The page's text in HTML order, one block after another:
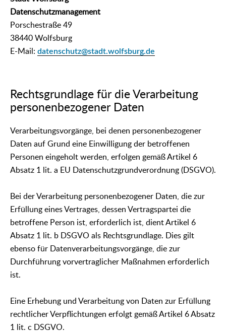
Datenschutzmanagement
Porschestraße 49
38440 Wolfsburg
E-Mail: datenschutz@stadt.wolfsburg.de
Rechtsgrundlage für die Verarbeitung
personenbezogener Daten
Verarbeitungsvorgänge, bei denen personenbezogener
Daten auf Grund eine Einwilligung der betroffenen
Personen eingeholt werden, erfolgen gemäß Artikel 6
Absatz 1 lit. a EU Datenschutzgrundverordnung (DSGVO).
Bei der Verarbeitung personenbezogener Daten, die zur
Erfüllung eines Vertrages, dessen Vertragspartei die
betroffene Person ist, erforderlich ist, dient Artikel 6
Absatz 1 lit. b DSGVO als Rechtsgrundlage. Dies gilt
ebenso für Datenverarbeitungsvorgänge, die zur
Durchführung vorvertraglicher Maßnahmen erforderlich
ist.
Eine Erhebung und Verarbeitung von Daten zur Erfüllung
rechtlicher Verpflichtungen erfolgt gemäß Artikel 6 Absatz
1 lit. c DSGVO.